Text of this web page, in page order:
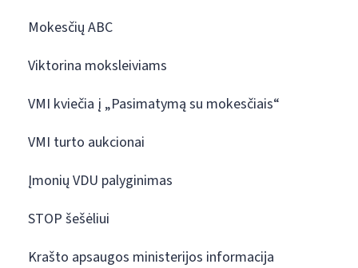
Mokesčių ABC
Viktorina moksleiviams
VMI kviečia į „Pasimatymą su mokesčiais“
VMI turto aukcionai
Įmonių VDU palyginimas
STOP šešėliui
Krašto apsaugos ministerijos informacija